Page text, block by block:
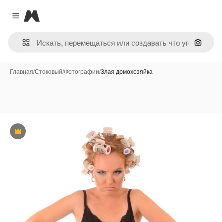
Close menu
Magnific
Поиск
Главная/Стоковый/Фотографии/Злая домохозяйка
Премиум